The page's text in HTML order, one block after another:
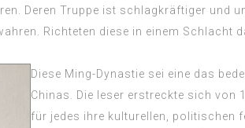
Deren Truppe ist schlagkräftiger und
Richteten diese in einem Schlacht
Diese Ming-Dynastie sei eine das
Chinas. Die leser erstreckte sich von
für jedes ihre kulturellen, politischen